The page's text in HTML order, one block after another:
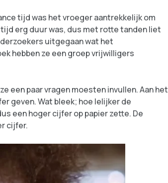
tijd was het vroeger aantrekkelijk om
tijd erg duur was, dus met rotte tanden liet
uitgegaan wat het
hebben ze een groep vrijwilligers
een paar vragen moesten invullen. Aan het
geven. Wat bleek; hoe lelijker de
een hoger cijfer op papier zette. De
cijfer.